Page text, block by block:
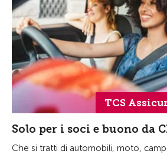
TCS
Solo per i soci e buono da
Che si tratti di automobili, moto,